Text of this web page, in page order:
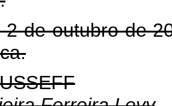
2 de outubro de